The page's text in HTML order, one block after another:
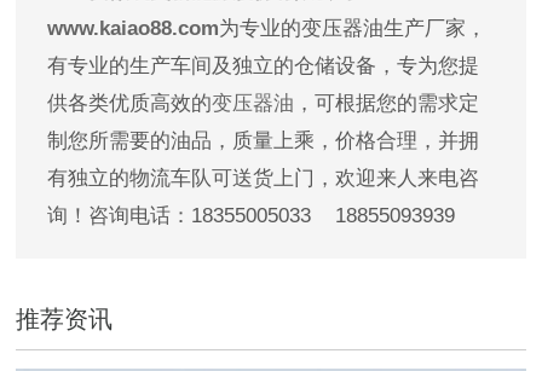
www.kaiao88.com为专业的变压器油生产厂家，
有专业的生产车间及独立的仓储设备，专为您提
供各类优质高效的变压器油 ，可根据您的需求定
制您所需要的油品，质量上乘，价格合理，并拥
有独立的物流车队可送货上门，欢迎来人来电咨
询！咨询电话：18355005033 18855093939
推荐资讯